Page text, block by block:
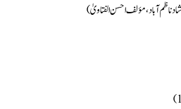
ناظم آباد، مؤلف احسن الفتاویٰ)